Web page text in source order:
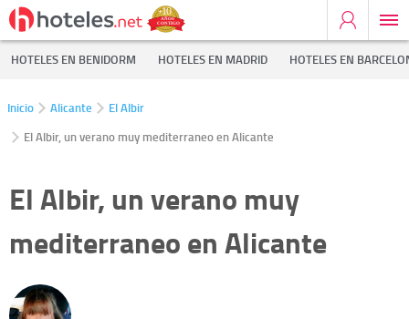
HOTELES EN BENIDORM HOTELES EN MADRID HOTELES EN
Inicio Alicante
El Albir
El Albir, un verano muy mediterraneo en Alicante
El Albir, un verano muy
mediterraneo en Alicante